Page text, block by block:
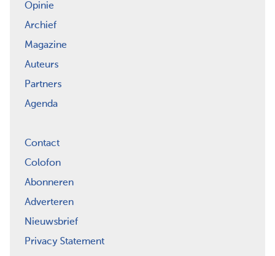
Opinie
Archief
Magazine
Auteurs
Partners
Agenda
Contact
Colofon
Abonneren
Adverteren
Nieuwsbrief
Privacy Statement